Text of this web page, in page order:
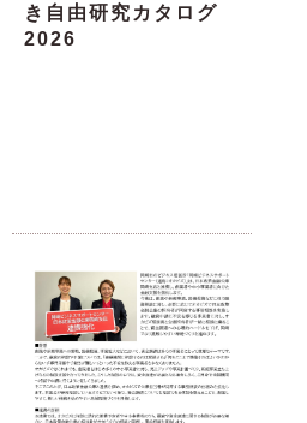
き自由研究カタログ
2026